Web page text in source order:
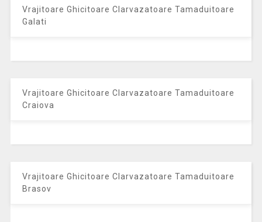
Vrajitoare Ghicitoare Clarvazatoare Tamaduitoare
Galati
Vrajitoare Ghicitoare Clarvazatoare Tamaduitoare
Craiova
Vrajitoare Ghicitoare Clarvazatoare Tamaduitoare
Brasov